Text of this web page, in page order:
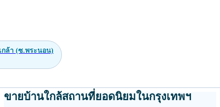
ล้า (ซ.พระนอน)
ขายบ้านใกล้สถานที่ยอดนิยมในกรุงเทพฯ